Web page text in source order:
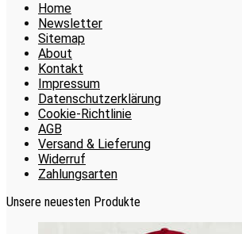
Home
Newsletter
Sitemap
About
Kontakt
Impressum
Datenschutzerklärung
Cookie-Richtlinie
AGB
Versand & Lieferung
Widerruf
Zahlungsarten
Unsere neuesten Produkte